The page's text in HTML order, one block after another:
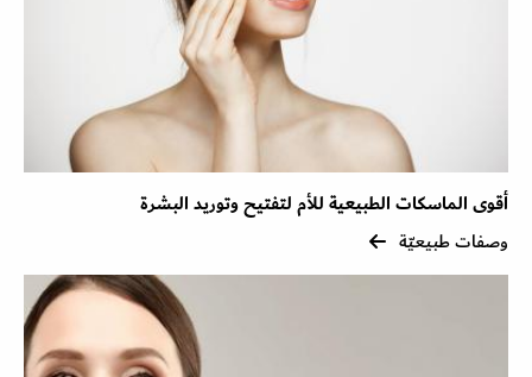
أقوى الماسكات الطبيعية للأم لتفتيح وتوريد البشرة
وصفات طبيعيّة